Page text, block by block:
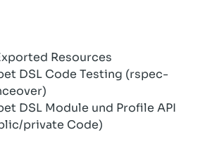
Resources
DSL Code Testing (rspec-
DSL Module und Profile API
private Code)